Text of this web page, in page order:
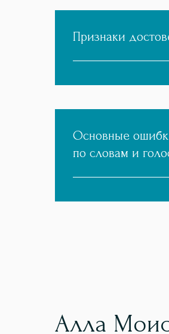
Признаки
Основные
по словам и
Алла